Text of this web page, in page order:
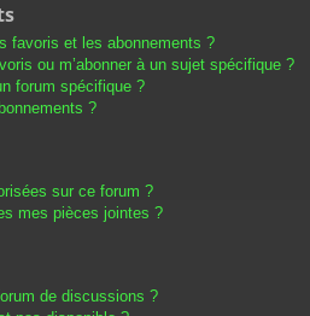
favoris et les abonnements ?
ou m’abonner à un sujet spécifique ?
forum spécifique ?
?
sur ce forum ?
mes pièces jointes ?
de discussions ?